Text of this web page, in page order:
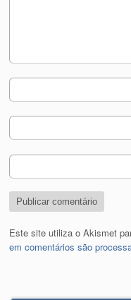
Este site utiliza o Akismet
em comentários são